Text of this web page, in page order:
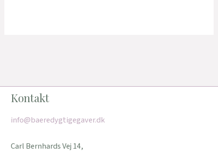
Kontakt
info@baeredygtigegaver.dk
Carl Bernhards Vej 14,